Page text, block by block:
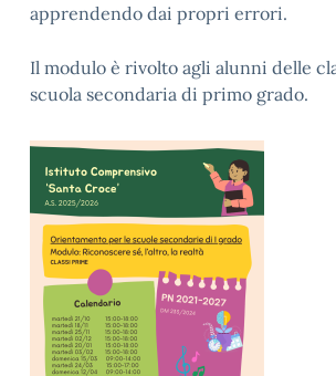
apprendendo dai propri errori.
Il modulo è rivolto agli alunni delle
scuola secondaria di primo grado.